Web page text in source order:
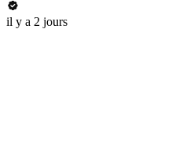
il y a 2 jours